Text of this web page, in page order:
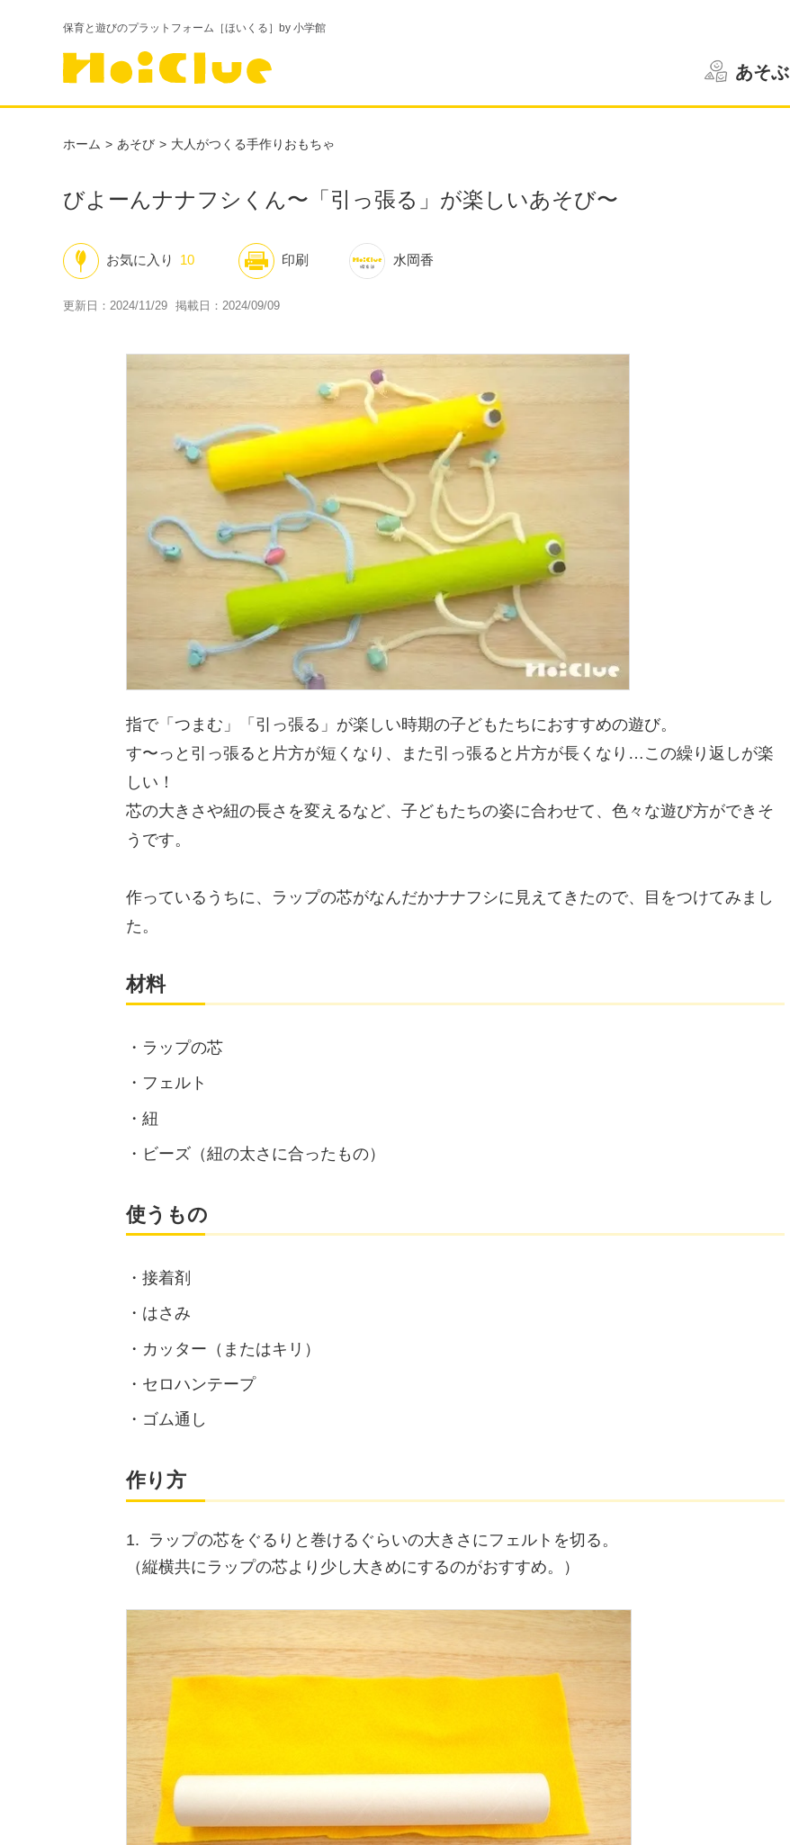
保育と遊びのプラットフォーム［ほいくる］by 小学館
あそぶ
ホーム あそび 大人がつくる手作りおもちゃ
びよーんナナフシくん〜「引っ張る」が楽しいあそび〜
水岡香
お気に入り 10 印刷
更新日：2024/11/29 掲載日：2024/09/09
指で「つまむ」「引っ張る」が楽しい時期の子どもたちにおすすめの遊び。
す〜っと引っ張ると片方が短くなり、また引っ張ると片方が長くなり…この繰り返しが楽
しい！
芯の大きさや紐の長さを変えるなど、子どもたちの姿に合わせて、色々な遊び方ができそ
うです。
作っているうちに、ラップの芯がなんだかナナフシに見えてきたので、目をつけてみまし
た。
材料
ラップの芯
フェルト
紐
ビーズ（紐の太さに合ったもの）
使うもの
接着剤
はさみ
カッター（またはキリ）
セロハンテープ
ゴム通し
作り方
1. ラップの芯をぐるりと巻けるぐらいの大きさにフェルトを切る。
（縦横共にラップの芯より少し大きめにするのがおすすめ。）